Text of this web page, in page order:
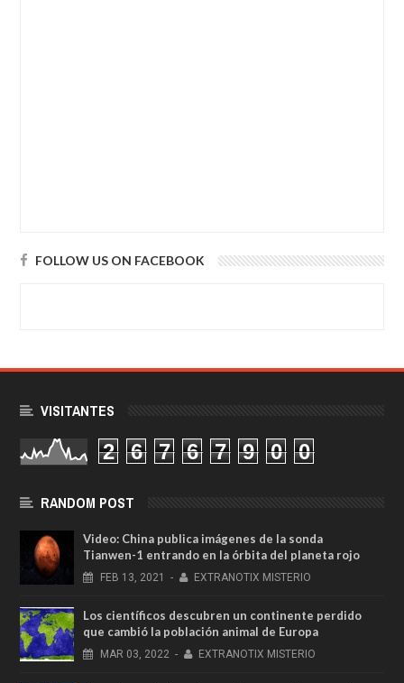
FOLLOW US ON FACEBOOK
VISITANTES
2 6 7 6 7 9 0 0
RANDOM POST
Video: China publica imágenes de la sonda
Tianwen-1 entrando en la órbita del planeta rojo
FEB 13, 2021 - EXTRANOTIX MISTERIO
Los científicos descubren un continente perdido
que cambió la población animal de Europa
MAR 03, 2022 - EXTRANOTIX MISTERIO